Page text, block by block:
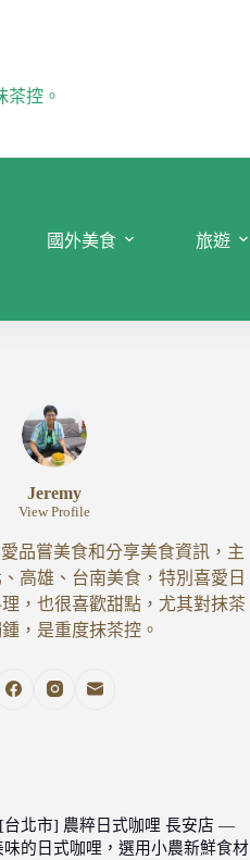
控。
國外美食 旅遊
Jeremy
View Profile
品嘗美食和分享美食資訊，主
高雄、台南美食，特別喜愛日
，也很喜歡甜點，尤其對抹茶
，是重度抹茶控。
台北市] 農粹日式咖哩 長安店 —
味的日式咖哩，選用小農新鮮食材